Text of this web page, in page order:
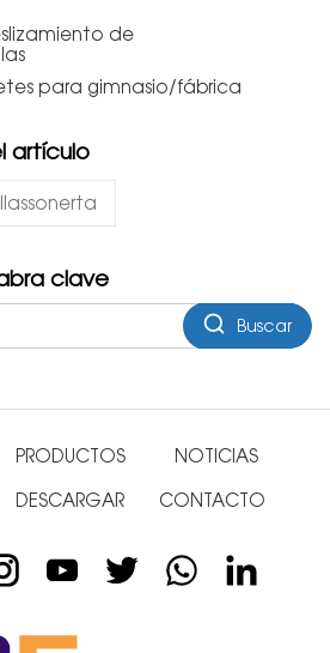
de
para gimnasio/fábrica
artículo
clave
Buscar
PRODUCTOS NOTICIAS
DESCARGAR CONTACTO